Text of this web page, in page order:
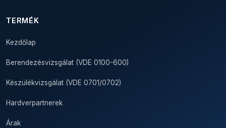
TERMÉK
Kezdőlap
Berendezésvizsgálat (VDE 0100-600)
Készülékvizsgálat (VDE 0701/0702)
Hardverpartnerek
Árak